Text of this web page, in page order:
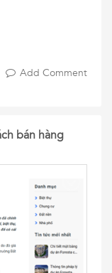
Add Comment
bán hàng